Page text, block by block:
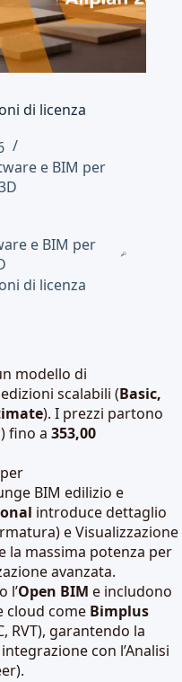
di licenza
e BIM per
e BIM per
di licenza
modello di
scalabili (Basic,
). I prezzi partono
fino a 353,00
BIM edilizio e
introduce dettaglio
e Visualizzazione
la massima potenza per
avanzata.
l’Open BIM e includono
cloud come Bimplus
RVT), garantendo la
con l’Analisi